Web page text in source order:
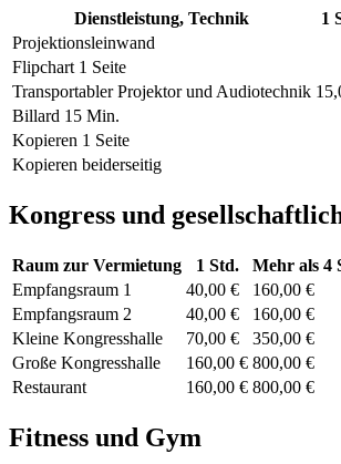
Dienstleistung, Technik 1
Projektionsleinwand
Flipchart 1 Seite
Transportabler Projektor und Audiotechnik
Billard 15 Min.
Kopieren 1 Seite
Kopieren beiderseitig
Kongress und
Raum zur Vermietung 1 Std.
Mehr als 4
Empfangsraum 1
40,00 €
160,00 €
Empfangsraum 2
40,00 €
160,00 €
Kleine Kongresshalle
70,00 €
350,00 €
Große Kongresshalle
160,00 € 800,00 €
Restaurant
160,00 € 800,00 €
Fitness und Gym